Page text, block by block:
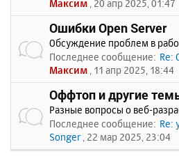
Максим , 20 апр 2025, 01:47
Ошибки Open Server
Обсуждение проблем в
Последнее сообщение: Re:
Максим , 11 апр 2025, 18:44
Оффтоп и другие
Разные вопросы о веб-
Последнее сообщение: Re:
Songer , 22 мар 2025, 23:04